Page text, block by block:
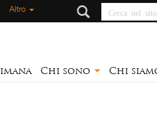
Altro Cerca
Chi sono Chi